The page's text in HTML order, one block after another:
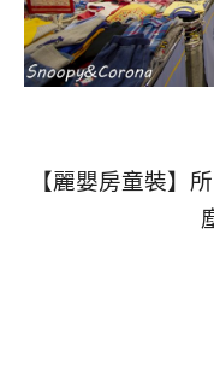
【麗嬰房童裝】